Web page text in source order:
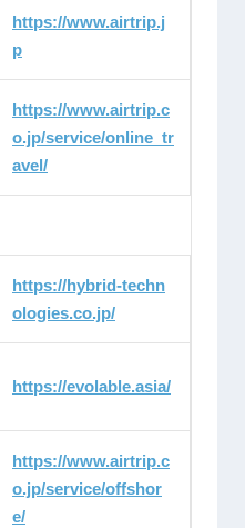
https://www.airtrip.j
p
https://www.airtrip.c
o.jp/service/online_tr
avel/
https://hybrid-techn
ologies.co.jp/
https://evolable.asia/
https://www.airtrip.c
o.jp/service/offshor
e/